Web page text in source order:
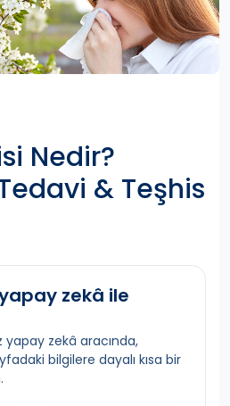
Nedir?
& Teşhis
zekâ ile
zekâ aracında,
bilgilere dayalı kısa bir